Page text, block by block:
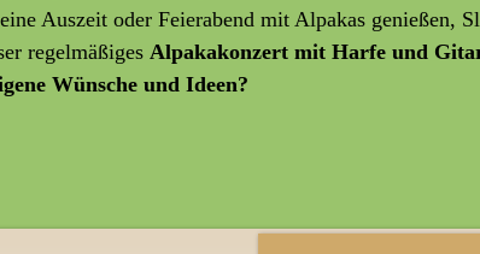
Auszeit oder Feierabend mit Alpakas genießen,
regelmäßiges Alpakakonzert mit Harfe und
Wünsche und Ideen?